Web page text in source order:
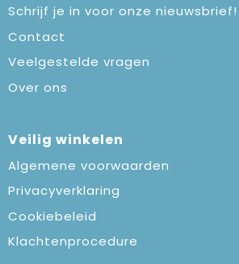
Schrijf je in voor onze nieuwsbrief!
Contact
Veelgestelde vragen
Over ons
Veilig winkelen
Algemene voorwaarden
Privacyverklaring
Cookiebeleid
Klachtenprocedure